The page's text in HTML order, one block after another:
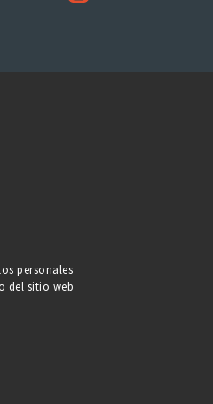
personales
del sitio web